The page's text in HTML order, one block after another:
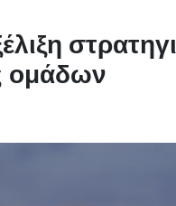
ομάδων